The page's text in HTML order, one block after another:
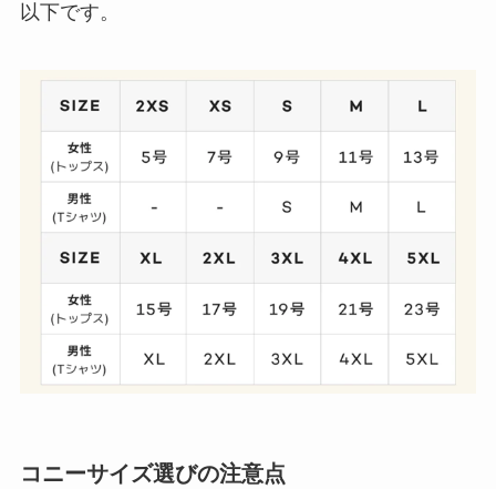
以下です。
コニーサイズ選びの注意点